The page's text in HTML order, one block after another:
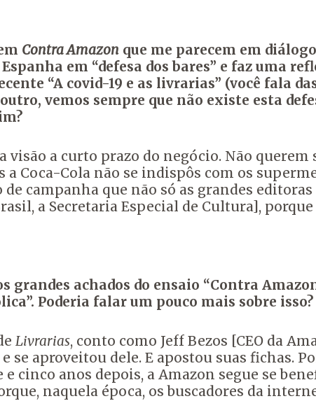
Contra Amazon que me parecem em
em “defesa dos bares” e faz uma
“A covid-19 e as livrarias” (você fala
vemos sempre que não existe esta
visão a curto prazo do negócio. Não
a Coca-Cola não se indispôs com os
de campanha que não só as grandes
a Secretaria Especial de Cultura],
grandes achados do ensaio “Contra
Poderia falar um pouco mais sobre isso?
Livrarias, conto como Jeff Bezos [CEO da
se aproveitou dele. E apostou suas fichas.
e cinco anos depois, a Amazon segue se
naquela época, os buscadores da